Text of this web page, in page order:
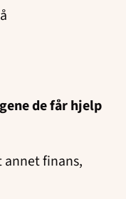
de får hjelp
annet finans,